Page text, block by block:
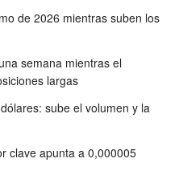
de 2026 mientras suben los
semana mientras el
largas
sube el volumen y la
clave apunta a 0,000005